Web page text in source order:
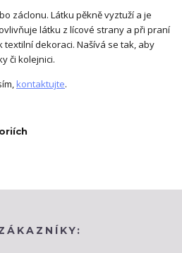
záclonu. Látku pěkně vyztuží a je
látku z lícové strany a při praní
dekoraci. Našívá se tak, aby
či kolejnici.
kontaktujte.